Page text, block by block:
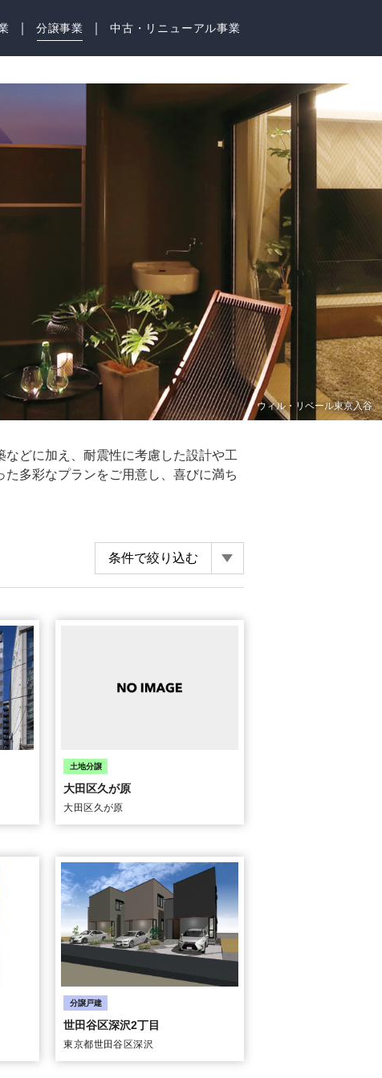
分譲事業 中古・リニューアル事業
ウィル・リベール東京入谷
どに加え、耐震性に考慮した設計や工
多彩なプランをご用意し、喜びに満ち
大田区久が原
大田区久が原
世田谷区深沢2丁目
東京都世田谷区深沢